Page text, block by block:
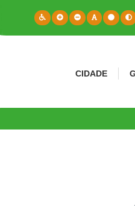
CIDADE